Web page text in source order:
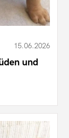
15.06.2026
und